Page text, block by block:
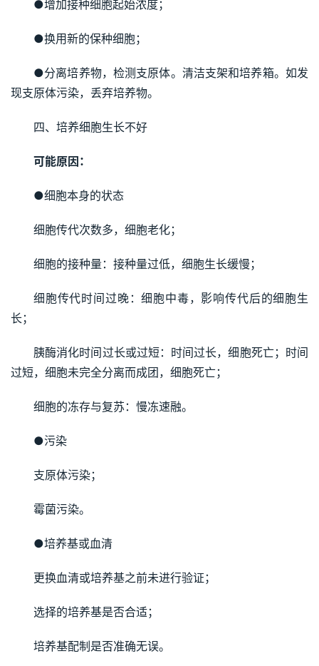
●增加接种细胞起始浓度；
●换用新的保种细胞；
●分离培养物，检测支原体。清洁支架和培养箱。如发
现支原体污染，丢弃培养物。
四、培养细胞生长不好
可能原因：
●细胞本身的状态
细胞传代次数多，细胞老化；
细胞的接种量：接种量过低，细胞生长缓慢；
细胞传代时间过晚：细胞中毒，影响传代后的细胞生
长；
胰酶消化时间过长或过短：时间过长，细胞死亡；时间
过短，细胞未完全分离而成团，细胞死亡；
细胞的冻存与复苏：慢冻速融。
●污染
支原体污染；
霉菌污染。
●培养基或血清
更换血清或培养基之前未进行验证；
选择的培养基是否合适；
培养基配制是否准确无误。